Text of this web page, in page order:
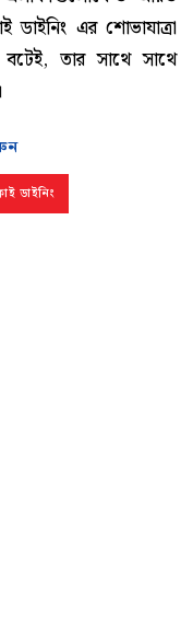
ডাইনিং এর শোভাযাত্রা
তার সাথে সাথে
ডাইনিং